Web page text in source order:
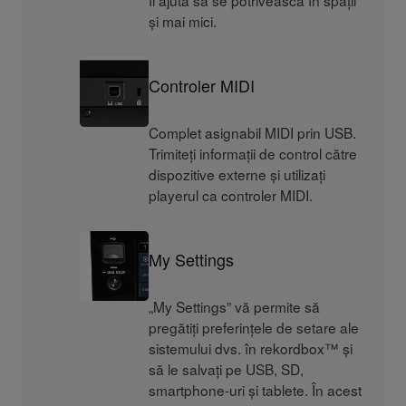
și mai mici.
Controler MIDI
Complet asignabil MIDI prin USB.
Trimiteți informații de control către
dispozitive externe și utilizați
playerul ca controler MIDI.
My Settings
„My Settings” vă permite să
pregătiți preferințele de setare ale
sistemului dvs. în rekordbox™ și
să le salvați pe USB, SD,
smartphone-uri și tablete. În acest